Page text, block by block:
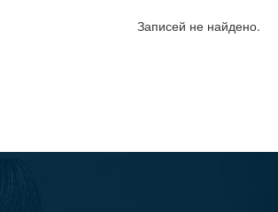
Записей не найдено.